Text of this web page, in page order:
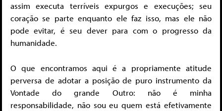
assim executa terríveis expurgos e execuções; seu
coração se parte enquanto ele faz isso, mas ele não
pode evitar, é seu dever para com o progresso da
humanidade.
O que encontramos aqui é a propriamente atitude
perversa de adotar a posição de puro instrumento da
Vontade do grande Outro: não é minha
responsabilidade, não sou eu quem está efetivamente